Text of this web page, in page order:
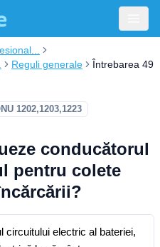
Reguli generale Întrebarea 49
1202,1203,1223
conducătorul
pentru colete
circuitului electric al bateriei,